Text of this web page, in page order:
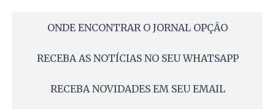
ONDE ENCONTRAR O JORNAL OPÇÃO
RECEBA AS NOTÍCIAS NO SEU WHATSAPP
RECEBA NOVIDADES EM SEU EMAIL